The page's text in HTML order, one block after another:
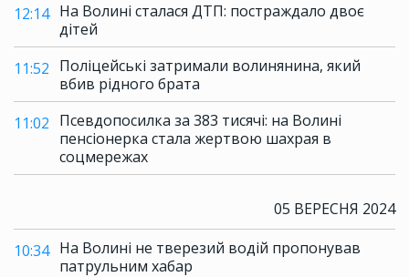
12:14 На Волині сталася ДТП: постраждало двоє
дітей
11:52 Поліцейські затримали волинянина, який
вбив рідного брата
11:02 Псевдопосилка за 383 тисячі: на Волині
пенсіонерка стала жертвою шахрая в
соцмережах
05 ВЕРЕСНЯ 2024
10:34 На Волині не тверезий водій пропонував
патрульним хабар